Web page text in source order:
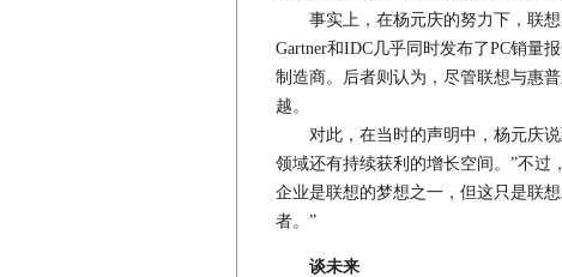
事实上，在杨元庆的努力下，联想
Gartner和IDC几乎同时发布了PC销量
制造商。后者则认为，尽管联想与惠
越。
对此，在当时的声明中，杨元庆说
领域还有持续获利的增长空间。”不过
企业是联想的梦想之一，但这只是联
者。”
谈未来